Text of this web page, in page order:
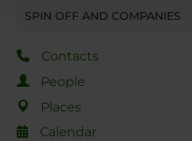
raccolto dal tuo utilizzo dei loro
SPIN OFF AND COMPANIES
Contacts
People
Places
Calendar